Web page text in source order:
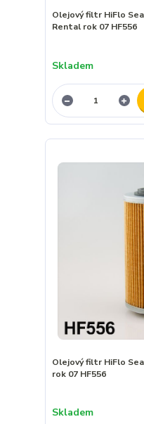
Olejový filtr HiFlo
Rental rok 07 HF556
Skladem
Olejový filtr HiFlo
rok 07 HF556
Skladem